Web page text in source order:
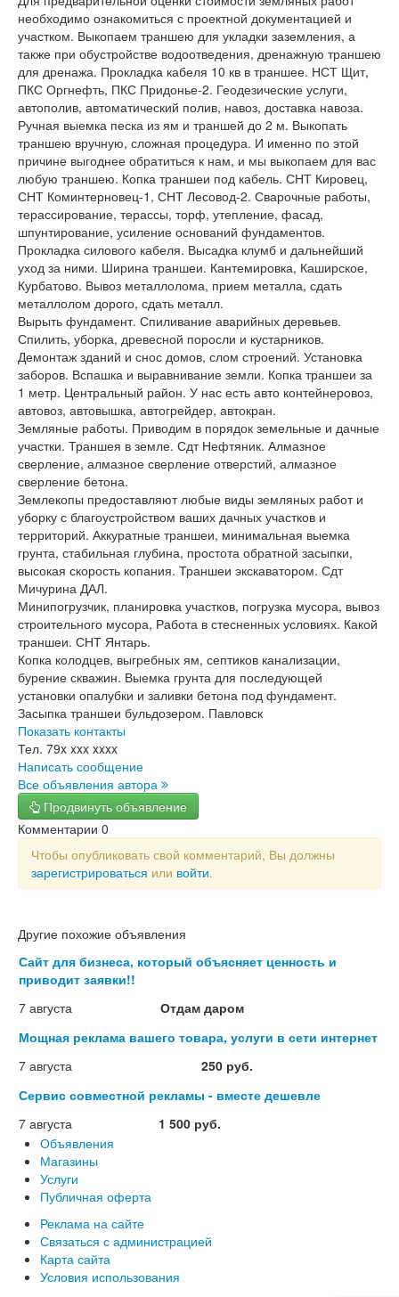
необходимо ознакомиться с проектной документацией и
участком. Выкопаем траншею для укладки заземления, а
также при обустройстве водоотведения, дренажную траншею
для дренажа. Прокладка кабеля 10 кв в траншее. НСТ Щит,
ПКС Оргнефть, ПКС Придонье-2. Геодезические услуги,
автополив, автоматический полив, навоз, доставка навоза.
Ручная выемка песка из ям и траншей до 2 м. Выкопать
траншею вручную, сложная процедура. И именно по этой
причине выгоднее обратиться к нам, и мы выкопаем для вас
любую траншею. Копка траншеи под кабель. СНТ Кировец,
СНТ Коминтерновец-1, СНТ Лесовод-2. Сварочные работы,
терассирование, терассы, торф, утепление, фасад,
шпунтирование, усиление оснований фундаментов.
Прокладка силового кабеля. Высадка клумб и дальнейший
уход за ними. Ширина траншеи. Кантемировка, Каширское,
Курбатово. Вывоз металлолома, прием металла, сдать
металлолом дорого, сдать металл.
Вырыть фундамент. Спиливание аварийных деревьев.
Спилить, уборка, древесной поросли и кустарников.
Демонтаж зданий и снос домов, слом строений. Установка
заборов. Вспашка и выравнивание земли. Копка траншеи за
1 метр. Центральный район. У нас есть авто контейнеровоз,
автовоз, автовышка, автогрейдер, автокран.
Земляные работы. Приводим в порядок земельные и дачные
участки. Траншея в земле. Сдт Нефтяник. Алмазное
сверление, алмазное сверление отверстий, алмазное
сверление бетона.
Землекопы предоставляют любые виды земляных работ и
уборку с благоустройством ваших дачных участков и
территорий. Аккуратные траншеи, минимальная выемка
грунта, стабильная глубина, простота обратной засыпки,
высокая скорость копания. Траншеи экскаватором. Сдт
Мичурина ДАЛ.
Минипогрузчик, планировка участков, погрузка мусора, вывоз
строительного мусора, Работа в стесненных условиях. Какой
траншеи. СНТ Янтарь.
Копка колодцев, выгребных ям, септиков канализации,
бурение скважин. Выемка грунта для последующей
установки опалубки и заливки бетона под фундамент.
Засыпка траншеи бульдозером. Павловск
Показать контакты
Тел. 79x xxx xxxx
Написать сообщение
Все объявления автора
Продвинуть объявление
Комментарии 0
Чтобы опубликовать свой комментарий, Вы должны
зарегистрироваться или войти.
Другие похожие объявления
Сайт для бизнеса, который объясняет ценность и
приводит заявки!!
7 августа
Отдам даром
Мощная реклама вашего товара, услуги в сети интернет
7 августа
250 руб.
Сервис совместной рекламы - вместе дешевле
7 августа
1 500 руб.
Объявления
Магазины
Услуги
Публичная оферта
Реклама на сайте
Связаться с администрацией
Карта сайта
Условия использования